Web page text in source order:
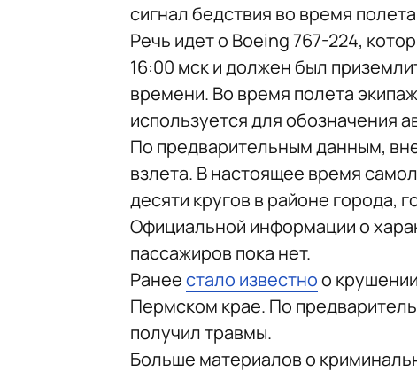
сигнал бедствия во время
Речь идет о Boeing 767-224,
16:00 мск и должен был
времени. Во время полета
используется для обозначения
По предварительным данным,
взлета. В настоящее время
десяти кругов в районе города,
Официальной информации о
пассажиров пока нет.
Ранеестало известноо
Пермском крае. По
получил травмы.
Больше материалов о